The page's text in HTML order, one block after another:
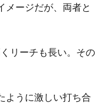
メージだが、両者と
リーチも長い。その
ように激しい打ち合